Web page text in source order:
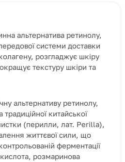
альтернатива ретинолу,
системи доставки
розгладжує шкіру
текстуру шкіри та
альтернативу ретинолу,
китайської
(перилли, лат. Perilla),
життєвої сили, що
ферментації
розмаринова